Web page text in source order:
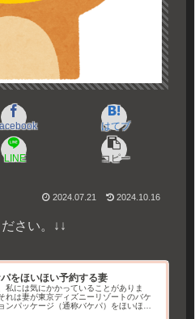
はてブ
LINE コピー
2024.07.21 2024.10.16
さい。↓↓
をほいほい予約する妻
私には気にかかっていることがありま
れは妻が東京ディズニーリゾートのバケ
ンパッケージ（通称バケパ）をほいほい